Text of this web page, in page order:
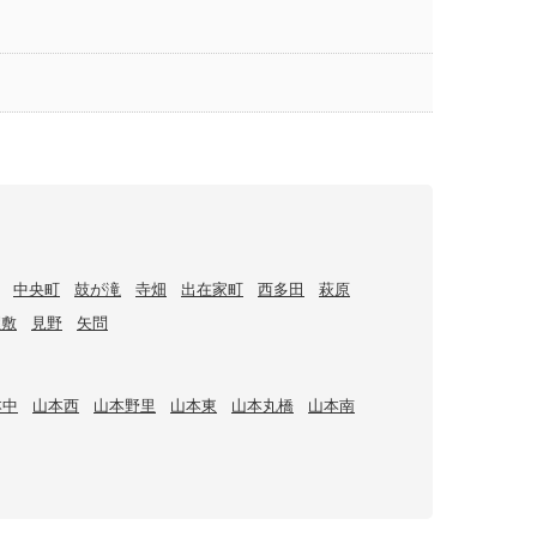
中央町 鼓が滝 寺畑 出在家町 西多田
萩原
見野 矢問
山本西 山本野里 山本東 山本丸橋 山本南